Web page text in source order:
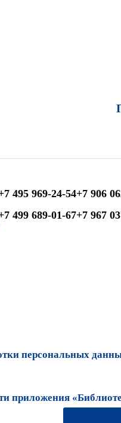
495 969-24-54
499 689-01-67
+7 906
+7 967
персональных
приложения